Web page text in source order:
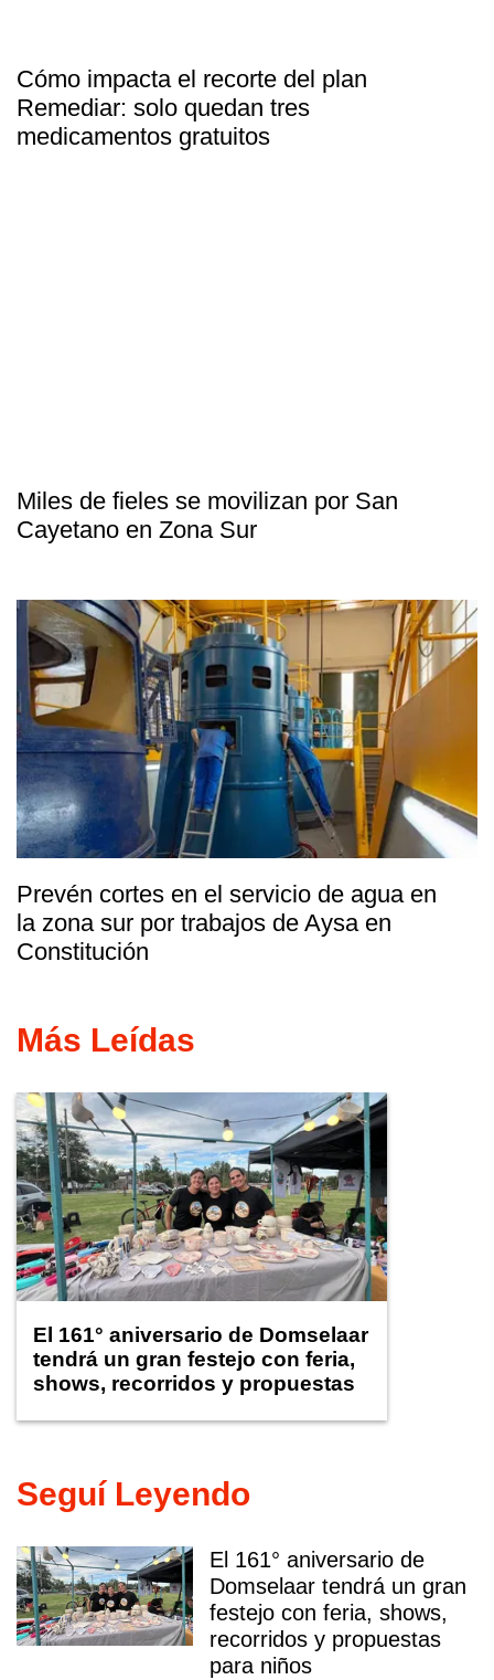
Cómo impacta el recorte del plan
Remediar: solo quedan tres
medicamentos gratuitos
Miles de fieles se movilizan por San
Cayetano en Zona Sur
Prevén cortes en el servicio de agua en
la zona sur por trabajos de Aysa en
Constitución
Más Leídas
El 161° aniversario de Domselaar
tendrá un gran festejo con feria,
shows, recorridos y propuestas
Seguí Leyendo
El 161° aniversario de
Domselaar tendrá un gran
festejo con feria, shows,
recorridos y propuestas
para niños